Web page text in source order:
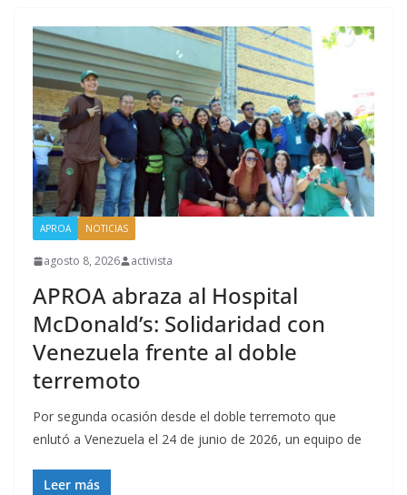
APROA NOTICIAS
agosto 8, 2026 activista
APROA abraza al Hospital
McDonald’s: Solidaridad con
Venezuela frente al doble
terremoto
Por segunda ocasión desde el doble terremoto que
enlutó a Venezuela el 24 de junio de 2026, un equipo de
Leer más